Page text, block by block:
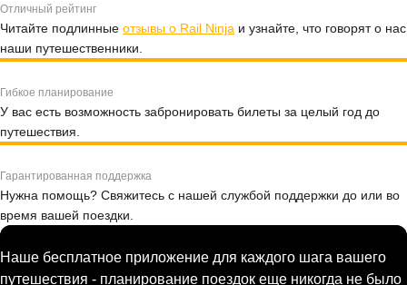
Отличный рейтинг
Читайте подлинные отзывы о Rail Ninja и узнайте, что говорят о нас
наши путешественники.
Гибкое планирование
У вас есть возможность забронировать билеты за целый год до
путешествия.
Гарантированная поддержка
Нужна помощь? Свяжитесь с нашей службой поддержки до или во
время вашей поездки.
Наше бесплатное приложение для каждого шага вашего
путешествия - планирование поездок еще никогда не было